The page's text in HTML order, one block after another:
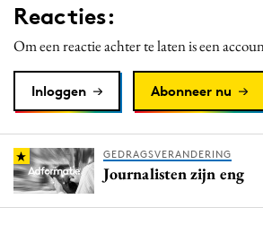
Merkstrategie
PR
Purpose Marketing
Reputatie & crisis
Reacties:
Om een reactie achter te laten is een
Inloggen Abonneer nu
GEDRAGSVERANDERING
Journalisten zijn eng